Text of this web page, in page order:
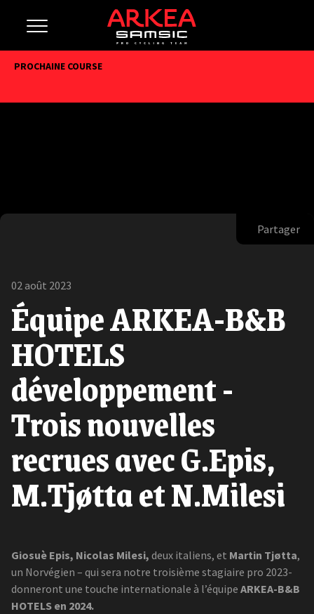
PROCHAINE COURSE
Partager
02 août 2023
Équipe ARKEA-B&B
HOTELS
développement -
Trois nouvelles
recrues avec G.Epis,
M.Tjøtta et N.Milesi
Giosuè Epis, Nicolas Milesi, deux italiens, et Martin Tjøtta,
un Norvégien – qui sera notre troisième stagiaire pro 2023-
donneront une touche internationale à l’équipe ARKEA-B&B
HOTELS en 2024.